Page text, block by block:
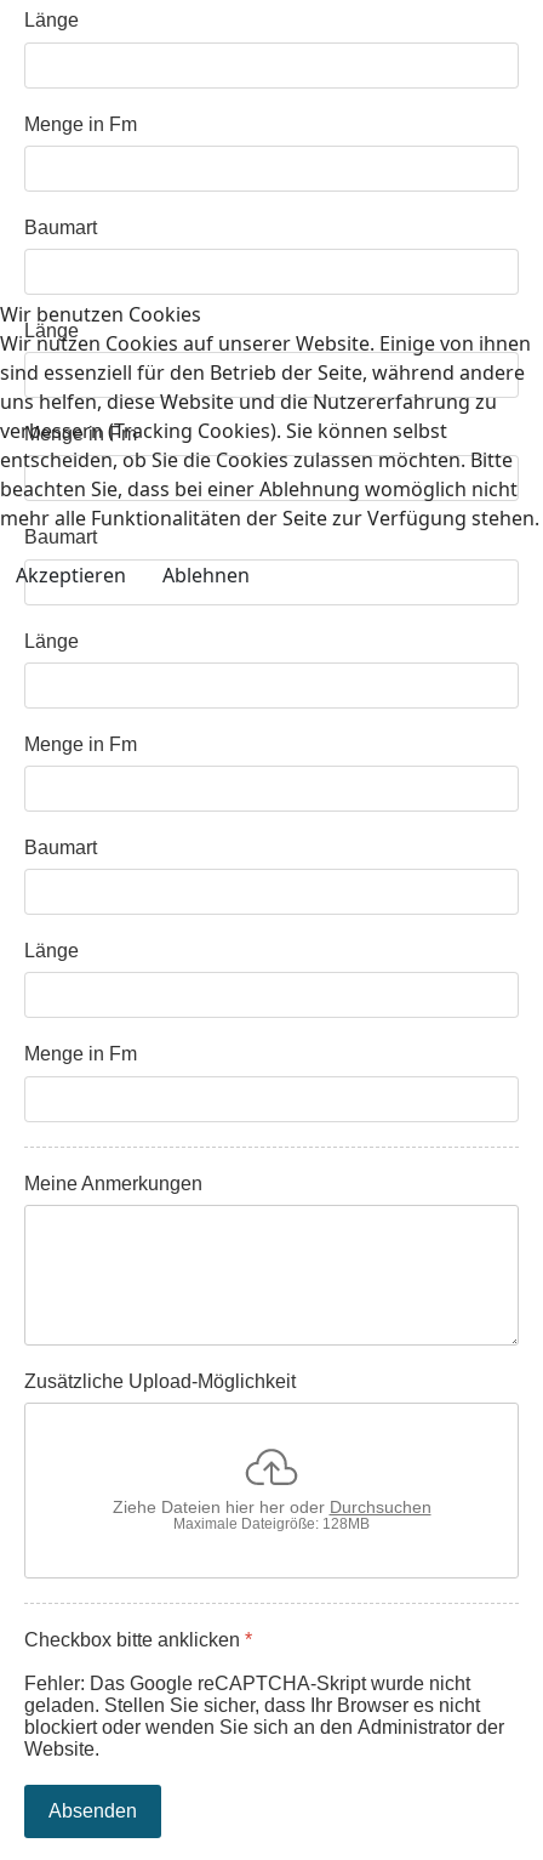
Länge
Menge in Fm
Baumart
Länge
Menge in Fm
Baumart
Länge
Menge in Fm
Baumart
Länge
Menge in Fm
Meine Anmerkungen
Zusätzliche Upload-Möglichkeit
Ziehe Dateien hier her oder Durchsuchen
Maximale Dateigröße: 128MB
Checkbox bitte anklicken *
Fehler: Das Google reCAPTCHA-Skript wurde nicht
geladen. Stellen Sie sicher, dass Ihr Browser es nicht
blockiert oder wenden Sie sich an den Administrator der
Website.
Absenden
Wir benutzen Cookies
Wir nutzen Cookies auf unserer Website. Einige von ihnen
sind essenziell für den Betrieb der Seite, während andere
uns helfen, diese Website und die Nutzererfahrung zu
verbessern (Tracking Cookies). Sie können selbst
entscheiden, ob Sie die Cookies zulassen möchten. Bitte
beachten Sie, dass bei einer Ablehnung womöglich nicht
mehr alle Funktionalitäten der Seite zur Verfügung stehen.
Akzeptieren Ablehnen